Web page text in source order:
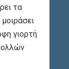
τα
γιορτή